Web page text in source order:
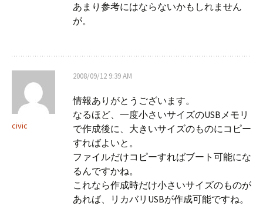
あまり参考にはならないかもしれません
が。
civic
2008/09/12 9:39 AM
情報ありがとうございます。
なるほど、一度小さいサイズのUSBメモリ
で作成後に、大きいサイズのものにコピー
すればよいと。
ファイルだけコピーすればブート可能にな
るんですかね。
これなら作成時だけ小さいサイズのものが
あれば、リカバリUSBが作成可能ですね。